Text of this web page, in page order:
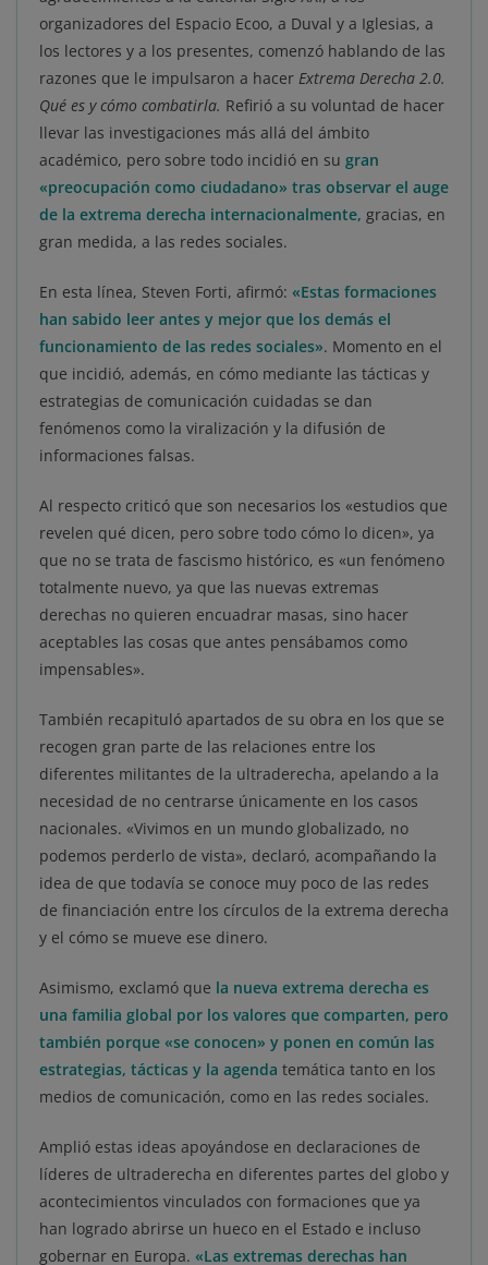
organizadores del Espacio Ecoo, a Duval y a Iglesias, a
los lectores y a los presentes, comenzó hablando de las
razones que le impulsaron a hacer Extrema Derecha 2.0.
Qué es y cómo combatirla. Refirió a su voluntad de hacer
llevar las investigaciones más allá del ámbito
académico, pero sobre todo incidió en su gran
«preocupación como ciudadano» tras observar el auge
de la extrema derecha internacionalmente, gracias, en
gran medida, a las redes sociales.
En esta línea, Steven Forti, afirmó: «Estas formaciones
han sabido leer antes y mejor que los demás el
funcionamiento de las redes sociales». Momento en el
que incidió, además, en cómo mediante las tácticas y
estrategias de comunicación cuidadas se dan
fenómenos como la viralización y la difusión de
informaciones falsas.
Al respecto criticó que son necesarios los «estudios que
revelen qué dicen, pero sobre todo cómo lo dicen», ya
que no se trata de fascismo histórico, es «un fenómeno
totalmente nuevo, ya que las nuevas extremas
derechas no quieren encuadrar masas, sino hacer
aceptables las cosas que antes pensábamos como
impensables».
También recapituló apartados de su obra en los que se
recogen gran parte de las relaciones entre los
diferentes militantes de la ultraderecha, apelando a la
necesidad de no centrarse únicamente en los casos
nacionales. «Vivimos en un mundo globalizado, no
podemos perderlo de vista», declaró, acompañando la
idea de que todavía se conoce muy poco de las redes
de financiación entre los círculos de la extrema derecha
y el cómo se mueve ese dinero.
Asimismo, exclamó que la nueva extrema derecha es
una familia global por los valores que comparten, pero
también porque «se conocen» y ponen en común las
estrategias, tácticas y la agenda temática tanto en los
medios de comunicación, como en las redes sociales.
Amplió estas ideas apoyándose en declaraciones de
líderes de ultraderecha en diferentes partes del globo y
acontecimientos vinculados con formaciones que ya
han logrado abrirse un hueco en el Estado e incluso
gobernar en Europa. «Las extremas derechas han